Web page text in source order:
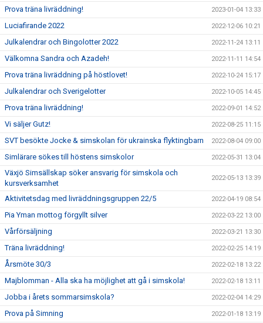
Prova träna livräddning! 2023-01-04 13:33
Luciafirande 2022 2022-12-06 10:21
Julkalendrar och Bingolotter 2022 2022-11-24 13:11
Välkomna Sandra och Azadeh! 2022-11-11 14:54
Prova träna livräddning på höstlovet! 2022-10-24 15:17
Julkalendrar och Sverigelotter 2022-10-05 14:45
Prova träna livräddning! 2022-09-01 14:52
Vi säljer Gutz! 2022-08-25 11:15
SVT besökte Jocke & simskolan för ukrainska flyktingbarn 2022-08-04 09:00
Simlärare sökes till höstens simskolor 2022-05-31 13:04
Växjö Simsällskap söker ansvarig för simskola och
kursverksamhet
2022-05-13 13:39
Aktivitetsdag med livräddningsgruppen 22/5 2022-04-19 08:54
Pia Yman mottog förgyllt silver 2022-03-22 13:00
Vårförsäljning 2022-03-21 13:30
Träna livräddning! 2022-02-25 14:19
Årsmöte 30/3 2022-02-18 13:22
Majblomman - Alla ska ha möjlighet att gå i simskola! 2022-02-18 13:11
Jobba i årets sommarsimskola? 2022-02-04 14:29
Prova på Simning 2022-01-18 13:19